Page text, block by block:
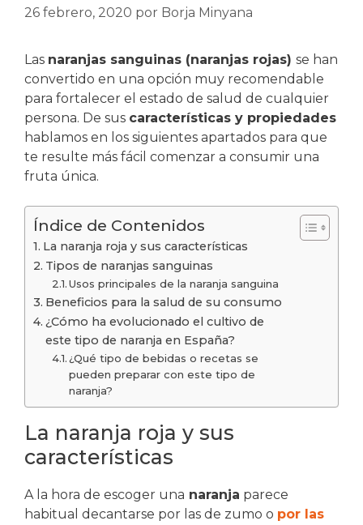
26 febrero, 2020 por Borja Minyana
Las naranjas sanguinas (naranjas rojas) se han
convertido en una opción muy recomendable
para fortalecer el estado de salud de cualquier
persona. De sus características y propiedades
hablamos en los siguientes apartados para que
te resulte más fácil comenzar a consumir una
fruta única.
Índice de Contenidos
La naranja roja y sus características
Tipos de naranjas sanguinas
Usos principales de la naranja sanguina
Beneficios para la salud de su consumo
¿Cómo ha evolucionado el cultivo de
este tipo de naranja en España?
¿Qué tipo de bebidas o recetas se
pueden preparar con este tipo de
naranja?
La naranja roja y sus
características
A la hora de escoger una naranja parece
habitual decantarse por las de zumo o por las